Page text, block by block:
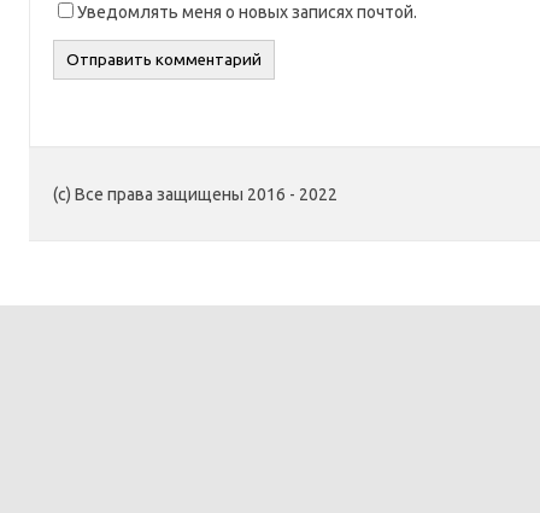
Уведомлять меня о новых записях почтой.
(c) Все права защищены 2016 - 2022